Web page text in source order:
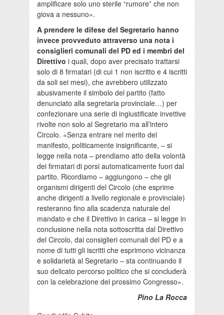
amplificare solo uno sterile “rumore” che non
giova a nessuno».
A prendere le difese del Segretario hanno
invece provveduto attraverso una nota i
consiglieri comunali del PD ed i membri del
Direttivo i quali, dopo aver precisato trattarsi
solo di 8 firmatari (di cui 1 non iscritto e 4 iscritti
da soli sei mesi), che avrebbero utilizzato
abusivamente il simbolo del partito (fatto
denunciato alla segretaria provinciale…) per
confezionare una serie di ingiustificate invettive
rivolte non solo al Segretario ma all’intero
Circolo. «Senza entrare nel merito del
manifesto, politicamente insignificante, – si
legge nella nota – prendiamo atto della volontà
dei firmatari di porsi automaticamente fuori dal
partito. Ricordiamo – aggiungono – che gli
organismi dirigenti del Circolo (che esprime
anche dirigenti a livello regionale e provinciale)
resteranno fino alla scadenza naturale del
mandato e che il Direttivo in carica – si legge in
conclusione nella nota sottoscritta dal Direttivo
del Circolo, dai consiglieri comunali del PD e a
nome di tutti gli iscritti che esprimono vicinanza
e solidarietà al Segretario – sta continuando il
suo delicato percorso politico che si concluderà
con la celebrazione del prossimo Congresso».
Pino La Rocca